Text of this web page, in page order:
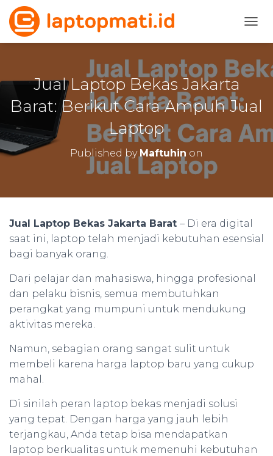
Jual Laptop Bekas Jakarta
Barat: Berikut Cara Ampuh Jual
Laptop
Published by Maftuhin on
Jual Laptop Bekas Jakarta Barat – Di era digital
saat ini, laptop telah menjadi kebutuhan esensial
bagi banyak orang.
Dari pelajar dan mahasiswa, hingga profesional
dan pelaku bisnis, semua membutuhkan
perangkat yang mumpuni untuk mendukung
aktivitas mereka.
Namun, sebagian orang sangat sulit untuk
membeli karena harga laptop baru yang cukup
mahal.
Di sinilah peran laptop bekas menjadi solusi
yang tepat. Dengan harga yang jauh lebih
terjangkau, Anda tetap bisa mendapatkan
laptop berkualitas untuk memenuhi kebutuhan